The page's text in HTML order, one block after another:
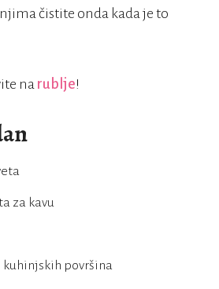
čistite onda kada je to
na rublje!
za kavu
površina